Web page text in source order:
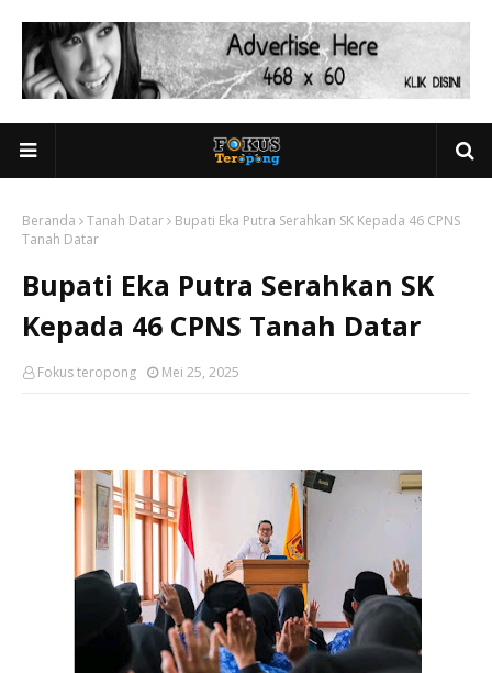
Beranda Tanah Datar
Bupati Eka Putra Serahkan SK Kepada 46 CPNS
Tanah Datar
Bupati Eka Putra Serahkan SK
Kepada 46 CPNS Tanah Datar
Fokus teropong Mei 25, 2025